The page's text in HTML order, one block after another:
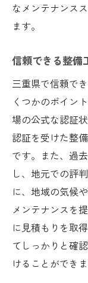
なメンテナンス
ます。
信頼できる整備
三重県で信頼で
くつかのポイン
場の公式な認証
認証を受けた整
です。また、過
し、地元での評
に、地域の気候
メンテナンスを
に見積もりを取
てしっかりと確
けることができま